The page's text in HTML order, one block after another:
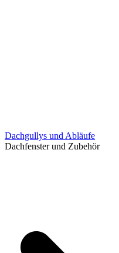
Dachgullys und Abläufe
Dachfenster und Zubehör